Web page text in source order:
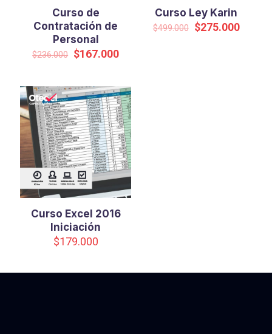
Curso de
Contratación de
Personal
$236.000 El
era:
$236.000.
$167.000El
es:
$167.000.
Curso Ley Karin
$499.000 El
$275.000El
Curso Excel 2016
Iniciación
$179.000